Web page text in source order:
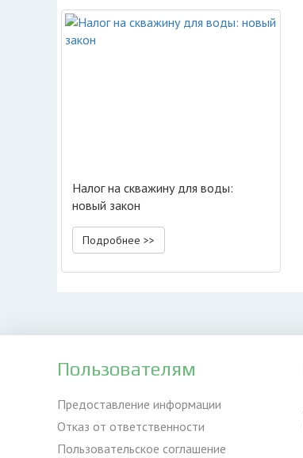
Налог на скважину для воды:
новый закон
Подробнее >>
Пользователям
Предоставление информации
Отказ от ответственности
Пользовательское соглашение